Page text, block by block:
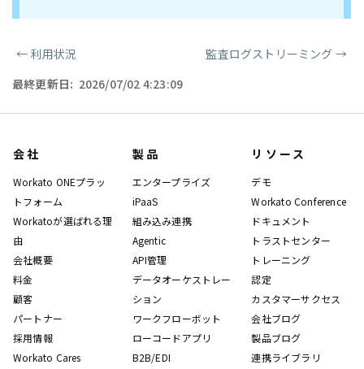
ページャー
← 利用状況 監査ログストリーミング →
最終更新日: 2026/07/02 4:23:09
会社
Workato ONEプラッ
トフォーム
Workatoが選ばれる理
由
会社概要
料金
顧客
パートナー
採用情報
Workato Cares
製品
エンタープライズ
iPaaS
組み込み連携
Agentic
API管理
データオーケストレー
ション
ワークフローボット
ローコードアプリ
B2B/EDI
リソース
デモ
Workato Conference
ドキュメント
トラストセンター
トレーニング
認定
カスタマーサクセス
会社ブログ
製品ブログ
連携ライブラリ